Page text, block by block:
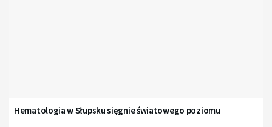
Hematologia w Słupsku sięgnie światowego poziomu